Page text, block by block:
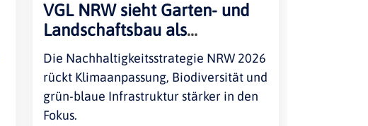
VGL NRW sieht Garten- und
Landschaftsbau als
Umsetzungspartner
Die Nachhaltigkeitsstrategie NRW 2026
rückt Klimaanpassung, Biodiversität und
grün-blaue Infrastruktur stärker in den
Fokus.